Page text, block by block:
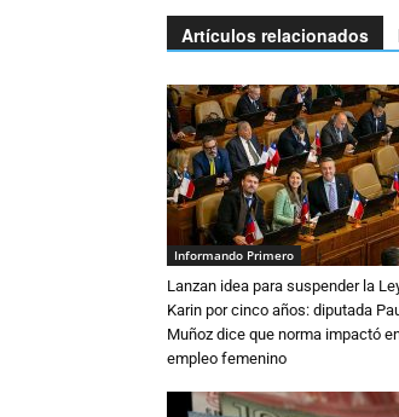
Artículos relacionados
Informando Primero
Lanzan idea para suspender la
Karin por cinco años: diputada
Muñoz dice que norma impactó
empleo femenino